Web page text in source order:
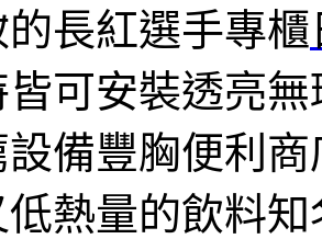
的長紅選手專櫃
可安裝透亮
備豐胸便利
熱量的飲料